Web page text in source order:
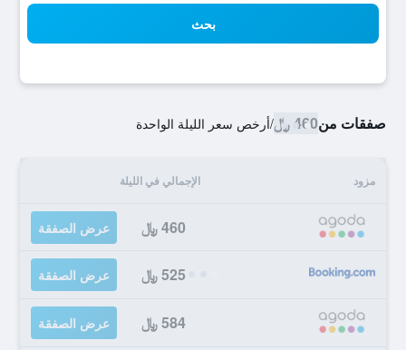
بحث
صفقات من460 ﷼ /أرخص سعر الليلة الواحدة
مزود الإجمالي في الليلة
460 ﷼ عرض الصفقة
525 ﷼ عرض الصفقة
584 ﷼ عرض الصفقة